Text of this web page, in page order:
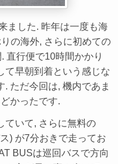
ました. 昨年は一度も海
の海外, さらに初めての
直行便で10時間かかり
て早朝到着という感じな
ただ今回は, 機内であま
かったです.
ていて, さらに無料の
) が7分おきで走ってお
BUSは巡回バスで方向